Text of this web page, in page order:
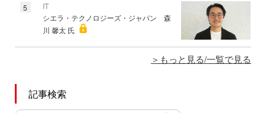
5
IT
シエラ・テクノロジーズ・ジャパン 森
川 馨太 氏
もっと見る/一覧で見る
記事検索